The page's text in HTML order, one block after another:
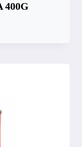
400G